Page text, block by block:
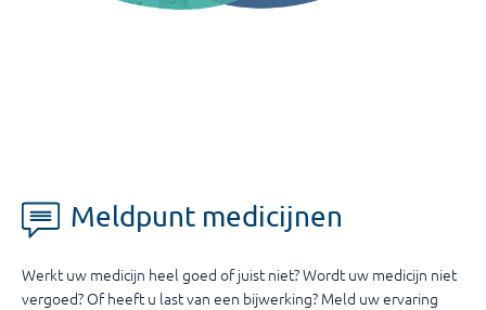
Meldpunt medicijnen
Werkt uw medicijn heel goed of juist niet? Wordt uw medicijn niet
vergoed? Of heeft u last van een bijwerking? Meld uw ervaring